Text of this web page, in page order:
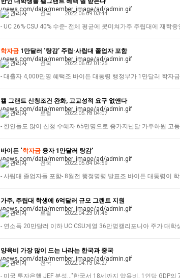
관리자 전국 2022.06.09 03:44
- UC 26%·CSU 40% 수준- 전체 평균에 못미쳐가주 주립대에 재학
학자금 1만달러 ‘탕감’ 주립·사립대 졸업자 포함
관리자 전국 2022.06.02 01:25
- 대출자 4,000만명 혜택조 바이든 대통령 행정부가 1만달러 학자
캘 그랜트 신청조건 완화, 고교성적 요구 없앤다
관리자 로컬 2022.05.18 04:07
- 한인들도 많이 신청 수혜자 65만명으로 증가지난달 가주하원 고
바이든 ‘학자금 융자 1만달러 탕감’
관리자 전국 2022.05.04 04:59
- 사립대 졸업자들 포함- 8월전 행정명령 발표조 바이든 대통령이
가주, 주립대 학생에 6억달러 규모 그랜트 지원
관리자 로컬 2022.04.23 01:46
- 연소득 20만달러 이하 UC·CSU계열 36만명캘리포니아 주가 대
양육비 가장 많이 드는 나라는 한국과 중국
관리자 전국 2022.04.13 04:27
- 미국 투자은행 JEF 분석…"한국서 18세까지 양육비, 1인당 GDP의